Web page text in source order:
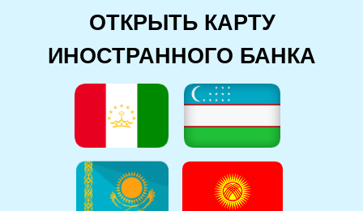
ОТКРЫТЬ КАРТУ
ИНОСТРАННОГО БАНКА